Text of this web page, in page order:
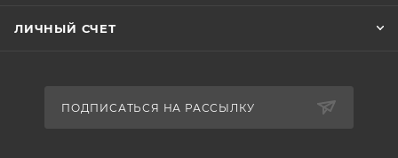
ЛИЧНЫЙ СЧЕТ
ПОДПИСАТЬСЯ НА РАССЫЛКУ